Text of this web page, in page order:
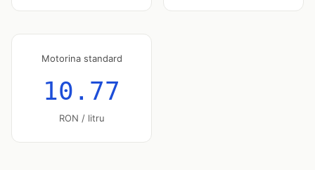
Motorina standard
10.77
RON / litru